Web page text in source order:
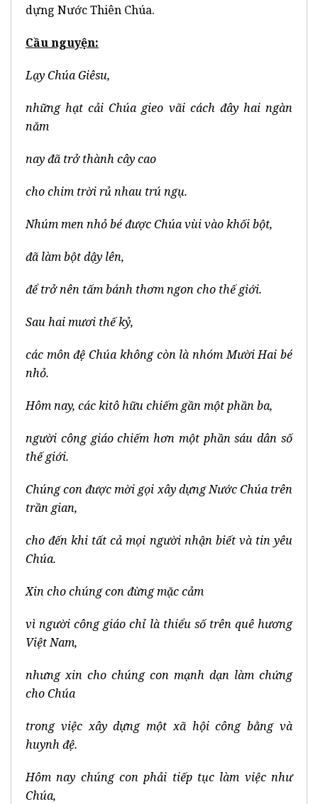
dựng Nước Thiên Chúa.
Cầu nguyện:
Lạy Chúa Giêsu,
những hạt cải Chúa gieo vãi cách đây hai ngàn
năm
nay đã trở thành cây cao
cho chim trời rủ nhau trú ngụ.
Nhúm men nhỏ bé được Chúa vùi vào khối bột,
đã làm bột dậy lên,
để trở nên tấm bánh thơm ngon cho thế giới.
Sau hai mươi thế kỷ,
các môn đệ Chúa không còn là nhóm Mười Hai bé
nhỏ.
Hôm nay, các kitô hữu chiếm gần một phần ba,
người công giáo chiếm hơn một phần sáu dân số
thế giới.
Chúng con được mời gọi xây dựng Nước Chúa trên
trần gian,
cho đến khi tất cả mọi người nhận biết và tin yêu
Chúa.
Xin cho chúng con đừng mặc cảm
vì người công giáo chỉ là thiểu số trên quê hương
Việt Nam,
nhưng xin cho chúng con mạnh dạn làm chứng
cho Chúa
trong việc xây dựng một xã hội công bằng và
huynh đệ.
Hôm nay chúng con phải tiếp tục làm việc như
Chúa,